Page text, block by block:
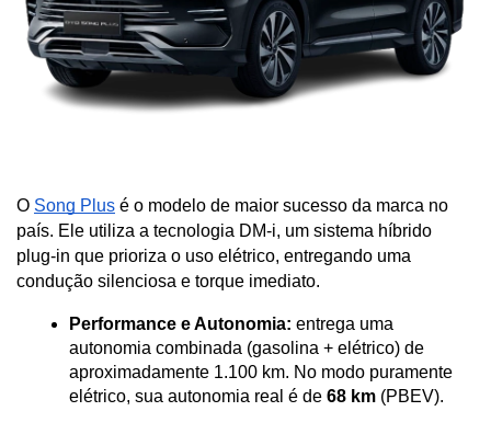
O Song Plus é o modelo de maior sucesso da marca no
país. Ele utiliza a tecnologia DM-i, um sistema híbrido
plug-in que prioriza o uso elétrico, entregando uma
condução silenciosa e torque imediato.
Performance e Autonomia: entrega uma
autonomia combinada (gasolina + elétrico) de
aproximadamente 1.100 km. No modo puramente
elétrico, sua autonomia real é de 68 km (PBEV).